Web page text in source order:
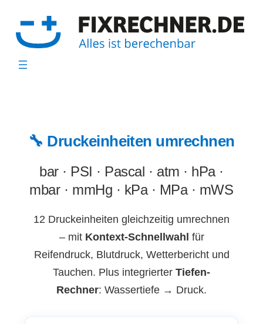
Inhalt
springen
🔧 Druckeinheiten umrechnen
bar · PSI · Pascal · atm · hPa ·
mbar · mmHg · kPa · MPa · mWS
12 Druckeinheiten gleichzeitig umrechnen
– mit Kontext-Schnellwahl für
Reifendruck, Blutdruck, Wetterbericht und
Tauchen. Plus integrierter Tiefen-
Rechner: Wassertiefe → Druck.